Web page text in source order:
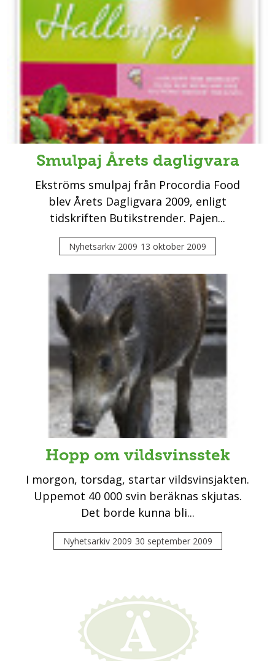
Smulpaj Årets dagligvara
Ekströms smulpaj från Procordia Food
blev Årets Dagligvara 2009, enligt
tidskriften Butikstrender. Pajen...
Nyhetsarkiv 2009 13 oktober 2009
Hopp om vildsvinsstek
I morgon, torsdag, startar vildsvinsjakten.
Uppemot 40 000 svin beräknas skjutas.
Det borde kunna bli...
Nyhetsarkiv 2009 30 september 2009